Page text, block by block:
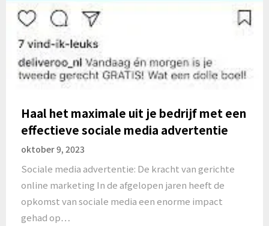
Haal het maximale uit je bedrijf met een
effectieve sociale media advertentie
oktober 9, 2023
Sociale media advertentie: De kracht van gerichte
online marketing In de afgelopen jaren heeft de
opkomst van sociale media een enorme impact
gehad op…